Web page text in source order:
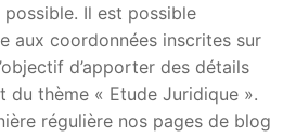
Il est possible
aux coordonnées inscrites sur
d’apporter des détails
thème « Etude Juridique ».
régulière nos pages de blog